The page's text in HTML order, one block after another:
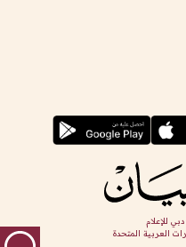
دبي للإعلام